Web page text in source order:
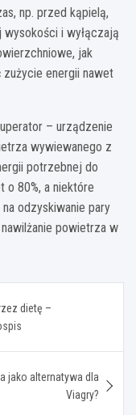
np. przed kąpielą,
i wyłączają
jak
energii nawet
– urządzenie
wywiewanego z
potrzebnej do
o 80%, a niektóre
odzyskiwanie pary
powietrza w
dietę –
jako alternatywa dla
Viagry?